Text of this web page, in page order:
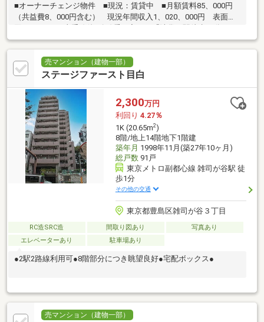
■オーナーチェンジ物件 ■現況：賃貸中 ■月額賃料85、000円
（共益費8、000円含む） 現況年間収入1、020、000円 表面利
回り4.74％ ■山手線他7路線乗り入れの「池袋」駅徒歩10分
売マンション（建物一部）
ステージファースト目白
2,300万円
利回り 4.27％
1K (20.65m2)
8階/地上14階地下1階建
築年月 1998年11月(築27年10ヶ月)
総戸数91戸
東京メトロ副都心線 雑司が谷駅 徒
歩1分
その他の交通
東京都豊島区雑司が谷３丁目
RC造SRC造 間取り図あり
写真あり
エレベーターあり
駐車場あり
●2駅2路線利用可●8階部分につき眺望良好●宅配ボックス●
売マンション（建物一部）